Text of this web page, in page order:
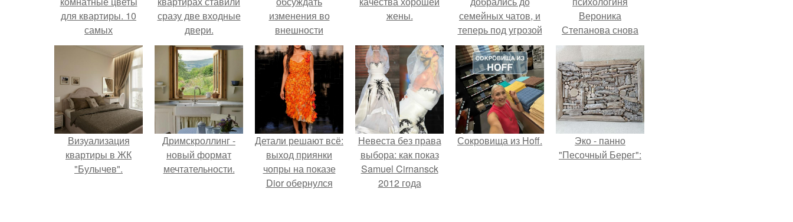
для квартиры. 10
самых
неприхотливых
комнатных
растений или цветы
для лентяя.
сразу две входные
двери.
изменения во
внешности
актрисы.
жены.
семейных чатов, и
теперь под угрозой
мамины нервы.
Вероника
Степанова снова
вышла замуж за
собственного
бывшего мужа.
Визуализация
квартиры в ЖК
"Булычев".
Дримскроллинг -
новый формат
мечтательности.
Детали решают всё:
выход приянки
чопры на показе
Dior обернулся
Невеста без права
выбора: как показ
Samuel Cirnansck
2012 года
Сокровища из Hoff.
Эко - панно
"Песочный Берег":